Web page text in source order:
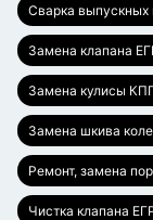
Сварка выпускных
Замена клапана
Замена кулисы
Замена шкива
Ремонт, замена
Чистка клапана